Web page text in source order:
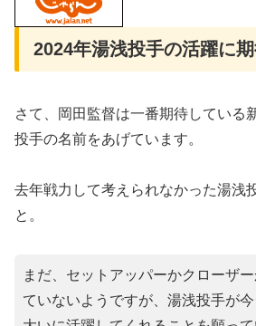
2024年湯浅投手の活躍に期
さて、岡田監督は一番期待している
投手の名前をあげています。
去年戦力して考えられなかった湯浅
と。
まだ、セットアッパーかクローザ
ていないようですが、湯浅投手が